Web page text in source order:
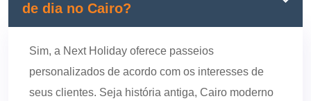
de dia no Cairo?
Sim, a Next Holiday oferece passeios
personalizados de acordo com os interesses de
seus clientes. Seja história antiga, Cairo moderno